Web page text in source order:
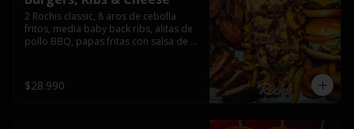
2 Rochis classic, 8 aros de cebolla
fritos, media baby back ribs, alitas de
pollo BBQ, papas fritas con salsa de
$28.990